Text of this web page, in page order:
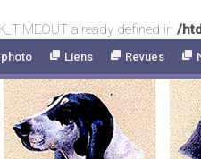
already defined in /
Liens Revues